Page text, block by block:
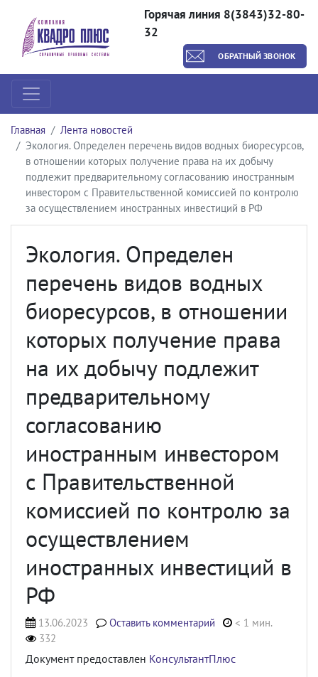
Горячая линия 8(3843)32-80-
32
ОБРАТНЫЙ ЗВОНОК
Главная
Лента новостей
Экология. Определен перечень видов водных биоресурсов,
в отношении которых получение права на их добычу
подлежит предварительному согласованию иностранным
инвестором с Правительственной комиссией по контролю
за осуществлением иностранных инвестиций в РФ
Экология. Определен
перечень видов водных
биоресурсов, в отношении
которых получение права
на их добычу подлежит
предварительному
согласованию
иностранным инвестором
с Правительственной
комиссией по контролю за
осуществлением
иностранных инвестиций в
РФ
13.06.2023 Оставить комментарий
< 1 мин.
332
Документ предоставлен КонсультантПлюс